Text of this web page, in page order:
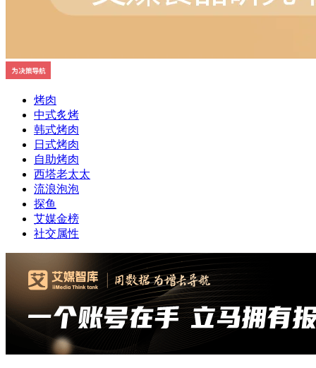
烤肉
中式炙烤
韩式烤肉
日式烤肉
自助烤肉
西塔老太太
流浪泡泡
探鱼
艾媒金榜
社交属性